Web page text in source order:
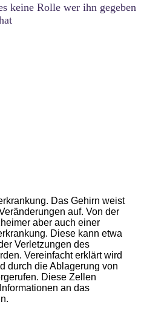
keine Rolle wer ihn gegeben
Das Gehirn weist
auf. Von der
aber auch einer
Diese kann etwa
Verletzungen des
Vereinfacht erklärt wird
durch die Ablagerung von
Diese Zellen
an das